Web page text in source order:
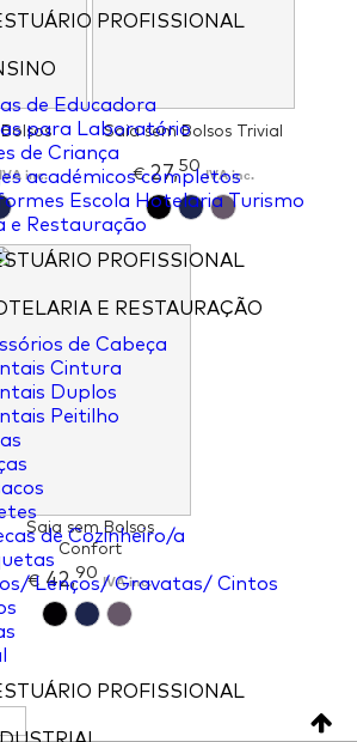
PROFISSIONAL
de Educadora
para Laboratório
de Criança
académicos completos
Escola Hotelaria Turismo
e Restauração
PROFISSIONAL
E RESTAURAÇÃO
de Cabeça
Cintura
Duplos
Peitilho
de Cozinheiro/a
Lenços/ Gravatas/ Cintos
PROFISSIONAL
IVA inc.
Saia sem Bolsos Trivial
€27,50 IVA inc.
Saia sem Bolsos
Confort
€ 42,90 IVA inc.